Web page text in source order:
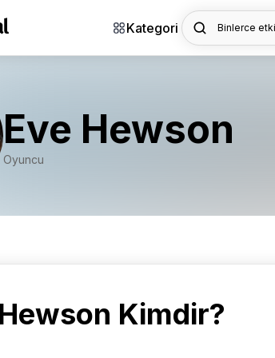
Kategori Binlerce
Eve Hewson
Oyuncu
Kimdir?